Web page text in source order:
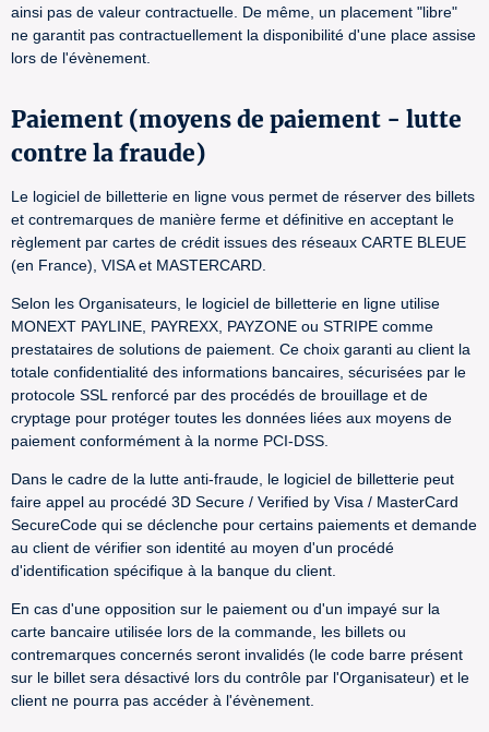
ainsi pas de valeur contractuelle. De même, un placement "libre"
ne garantit pas contractuellement la disponibilité d'une place assise
lors de l'évènement.
Paiement (moyens de paiement - lutte
contre la fraude)
Le logiciel de billetterie en ligne vous permet de réserver des billets
et contremarques de manière ferme et définitive en acceptant le
règlement par cartes de crédit issues des réseaux CARTE BLEUE
(en France), VISA et MASTERCARD.
Selon les Organisateurs, le logiciel de billetterie en ligne utilise
MONEXT PAYLINE, PAYREXX, PAYZONE ou STRIPE comme
prestataires de solutions de paiement. Ce choix garanti au client la
totale confidentialité des informations bancaires, sécurisées par le
protocole SSL renforcé par des procédés de brouillage et de
cryptage pour protéger toutes les données liées aux moyens de
paiement conformément à la norme PCI-DSS.
Dans le cadre de la lutte anti-fraude, le logiciel de billetterie peut
faire appel au procédé 3D Secure / Verified by Visa / MasterCard
SecureCode qui se déclenche pour certains paiements et demande
au client de vérifier son identité au moyen d'un procédé
d'identification spécifique à la banque du client.
En cas d'une opposition sur le paiement ou d'un impayé sur la
carte bancaire utilisée lors de la commande, les billets ou
contremarques concernés seront invalidés (le code barre présent
sur le billet sera désactivé lors du contrôle par l'Organisateur) et le
client ne pourra pas accéder à l'évènement.